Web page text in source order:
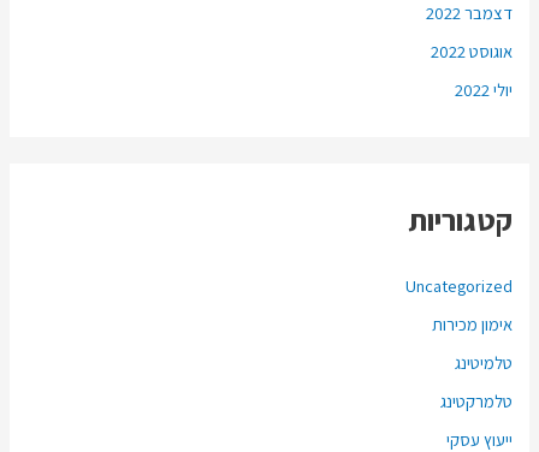
דצמבר 2022
אוגוסט 2022
יולי 2022
קטגוריות
Uncategorized
אימון מכירות
טלמיטינג
טלמרקטינג
ייעוץ עסקי